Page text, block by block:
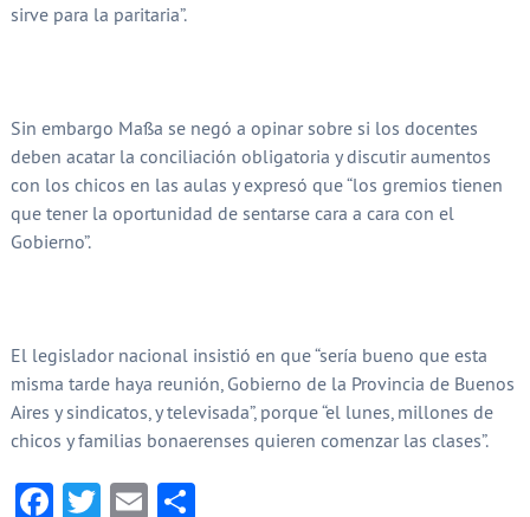
sirve para la paritaria”.
Sin embargo Massa se negó a opinar sobre si los docentes
deben acatar la conciliación obligatoria y discutir aumentos
con los chicos en las aulas y expresó que “los gremios tienen
que tener la oportunidad de sentarse cara a cara con el
Gobierno”.
El legislador nacional insistió en que “sería bueno que esta
misma tarde haya reunión, Gobierno de la Provincia de Buenos
Aires y sindicatos, y televisada”, porque “el lunes, millones de
chicos y familias bonaerenses quieren comenzar las clases”.
Facebook
Twitter
EmailCompartir